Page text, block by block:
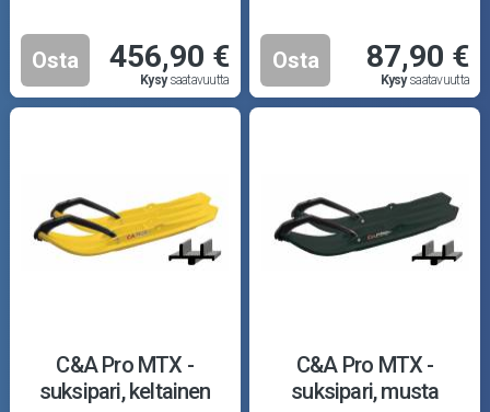
Osta 456,90 €
Kysysaatavuutta
Osta 87,90 €
Kysysaatavuutta
C&A Pro MTX -
suksipari, keltainen
C&A Pro MTX -
suksipari, musta